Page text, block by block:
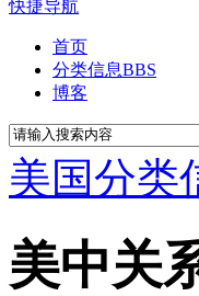
快捷导航
首页
分类信息BBS
博客
美国分类
美中关